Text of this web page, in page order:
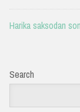
Harika saksodan
Search